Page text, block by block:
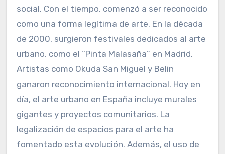
social. Con el tiempo, comenzó a ser reconocido
como una forma legítima de arte. En la década
de 2000, surgieron festivales dedicados al arte
urbano, como el “Pinta Malasaña” en Madrid.
Artistas como Okuda San Miguel y Belin
ganaron reconocimiento internacional. Hoy en
día, el arte urbano en España incluye murales
gigantes y proyectos comunitarios. La
legalización de espacios para el arte ha
fomentado esta evolución. Además, el uso de